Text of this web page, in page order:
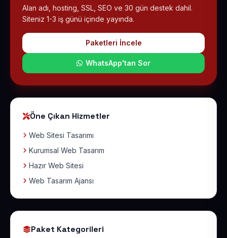
Alan adı, hosting, SSL, SEO ve 30 gün destek dahil.
Siteniz 1-3 iş günü içinde yayında.
Paketleri İncele
WhatsApp'tan Sor
Öne Çıkan Hizmetler
Web Sitesi Tasarımı
Kurumsal Web Tasarım
Hazır Web Sitesi
Web Tasarım Ajansı
Paket Kategorileri